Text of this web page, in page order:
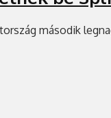
második